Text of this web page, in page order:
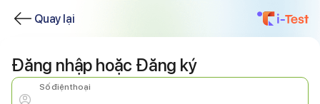
Quay lại
Đăng nhập hoặc Đăng ký
Số điện thoại